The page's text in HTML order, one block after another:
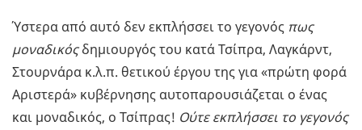
Ύστερα από αυτό δεν εκπλήσσει το γεγονός πως
μοναδικόςδημιουργός του κατά Τσίπρα, Λαγκάρντ,
Στουρνάρα κ.λ.π. θετικού έργου της για «πρώτη φορά
Αριστερά» κυβέρνησης αυτοπαρουσιάζεται ο ένας
και μοναδικός, ο Τσίπρας! Ούτε εκπλήσσει το γεγονός